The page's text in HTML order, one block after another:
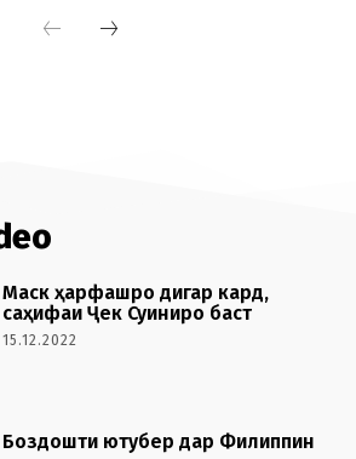
Маск ҳарфашро дигар кард,
саҳифаи Ҷек Суиниро баст
15.12.2022
Боздошти ютубер дар Филиппин